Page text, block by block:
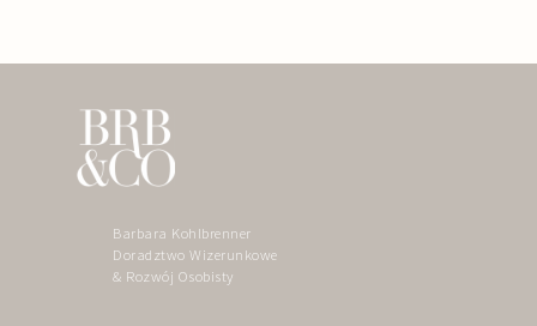
Barbara Kohlbrenner
Doradztwo Wizerunkowe
& Rozwój Osobisty